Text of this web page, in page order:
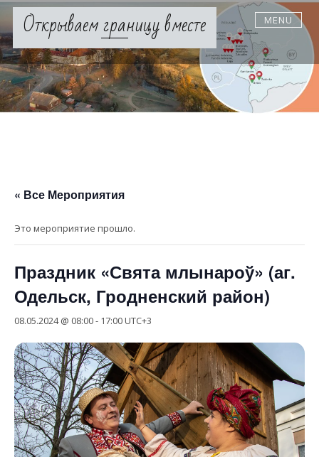
Skip
contentОткрываем границу вместе MENU
« Все Мероприятия
Это мероприятие прошло.
Праздник «Свята млынароў» (аг.
Одельск, Гродненский район)
08.05.2024 @ 08:00- 17:00UTC+3